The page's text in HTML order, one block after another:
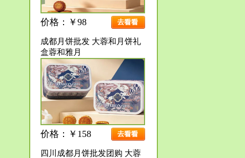
价格：￥98
成都月饼批发 大蓉和月饼礼
盒蓉和雅月
价格：￥158
四川成都月饼批发团购 大蓉